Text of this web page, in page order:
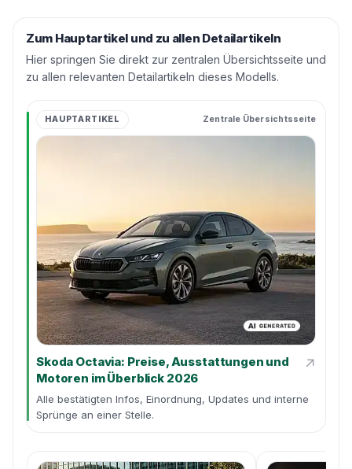
Zum Hauptartikel und zu allen Detailartikeln
Hier springen Sie direkt zur zentralen Übersichtsseite und
zu allen relevanten Detailartikeln dieses Modells.
HAUPTARTIKEL Zentrale Übersichtsseite
Skoda Octavia: Preise, Ausstattungen und
Motoren im Überblick 2026
↗
Alle bestätigten Infos, Einordnung, Updates und interne
Sprünge an einer Stelle.